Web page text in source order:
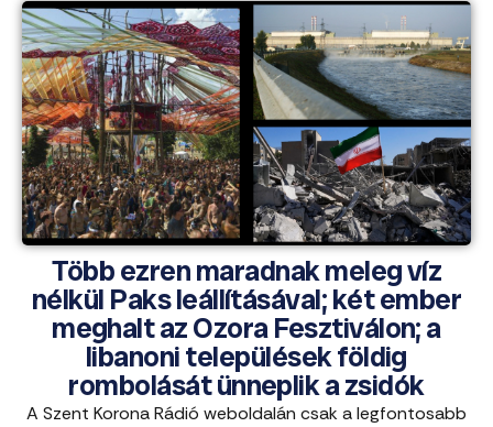
Több ezren maradnak meleg víz
nélkül Paks leállításával; két ember
meghalt az Ozora Fesztiválon; a
libanoni települések földig
rombolását ünneplik a zsidók
A Szent Korona Rádió weboldalán csak a legfontosabb